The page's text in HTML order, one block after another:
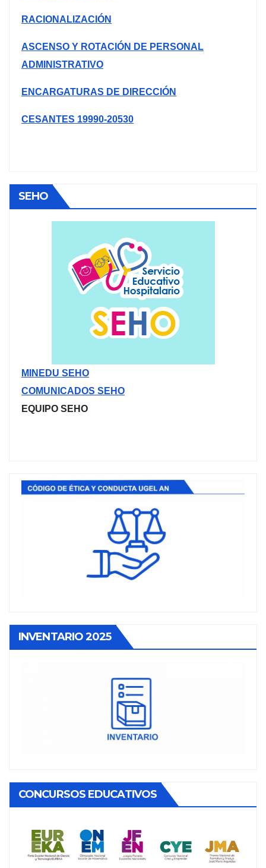
RACIONALIZACIÓN
ASCENSO Y ROTACIÓN DE PERSONAL
ADMINISTRATIVO
ENCARGATURAS DE DIRECCIÓN
CESANTES 19990-20530
SEHO
MINEDU SEHO
COMUNICADOS SEHO
EQUIPO SEHO
INVENTARIO 2025
CONCURSOS EDUCATIVOS